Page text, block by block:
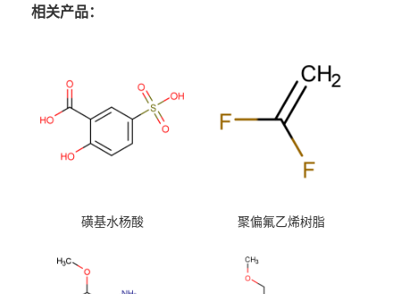
相关产品：
磺基水杨酸 聚偏氟乙烯树脂